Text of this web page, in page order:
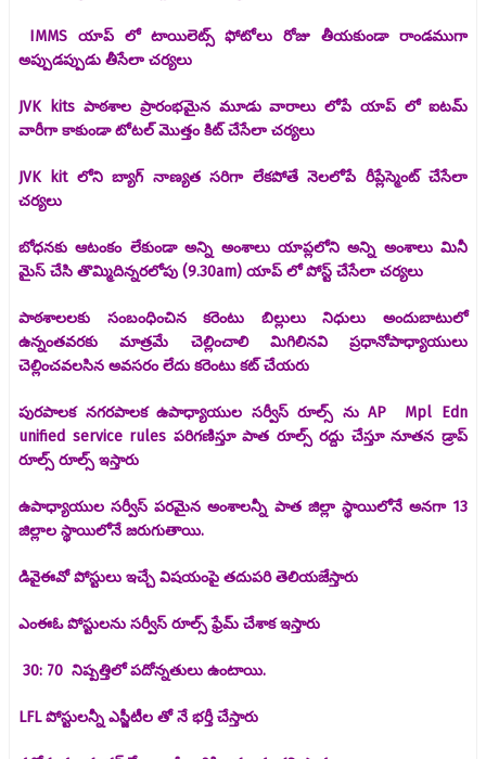
IMMS యాప్ లో టాయిలెట్స్ ఫోటోలు రోజు తీయకుండా రాండముగా
అప్పుడప్పుడు తీసేలా చర్యలు
JVK kits పాఠశాల ప్రారంభమైన మూడు వారాలు లోపే యాప్ లో ఐటమ్
వారీగా కాకుండా టోటల్ మొత్తం కిట్ చేసేలా చర్యలు
JVK kit లోని బ్యాగ్ నాణ్యత సరిగా లేకపోతే నెలలోపే రీప్లేస్మెంట్ చేసేలా
చర్యలు
బోధనకు ఆటంకం లేకుండా అన్ని అంశాలు యాప్లలోని అన్ని అంశాలు మినీ
మైస్ చేసి తొమ్మిదిన్నరలోపు (9.30am) యాప్ లో పోస్ట్ చేసేలా చర్యలు
పాఠశాలలకు సంబంధించిన కరెంటు బిల్లులు నిధులు అందుబాటులో
ఉన్నంతవరకు మాత్రమే చెల్లించాలి మిగిలినవి ప్రధానోపాధ్యాయులు
చెల్లించవలసిన అవసరం లేదు కరెంటు కట్ చేయరు
పురపాలక నగరపాలక ఉపాధ్యాయుల సర్వీస్ రూల్స్ ను AP Mpl Edn
unified service rules పరిగణిస్తూ పాత రూల్స్ రద్దు చేస్తూ నూతన డ్రాప్
రూల్స్ రూల్స్ ఇస్తారు
ఉపాధ్యాయుల సర్వీస్ పరమైన అంశాలన్నీ పాత జిల్లా స్థాయిలోనే అనగా 13
జిల్లాల స్థాయిలోనే జరుగుతాయి.
డివైఈవో పోస్టులు ఇచ్చే విషయంపై తదుపరి తెలియజేస్తారు
ఎంఈఓ పోస్టులను సర్వీస్ రూల్స్ ఫ్రేమ్ చేశాక ఇస్తారు
30: 70 నిష్పత్తిలో పదోన్నతులు ఉంటాయి.
LFL పోస్టులన్నీ ఎస్జీటీల తో నే భర్తీ చేస్తారు